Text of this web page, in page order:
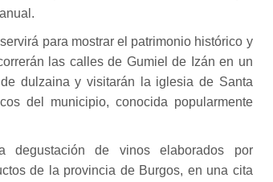
para mostrar el patrimonio histórico y
las calles de Gumiel de Izán en un
dulzaina y visitarán la iglesia de Santa
del municipio, conocida popularmente
degustación de vinos elaborados por
de la provincia de Burgos, en una cita